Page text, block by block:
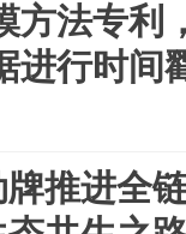
方法专利
进行时间
牌推进全